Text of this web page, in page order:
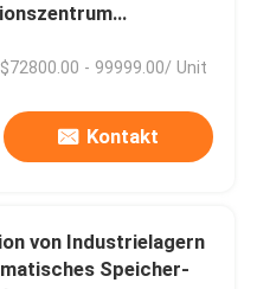
Hochregallager
- 99999.00/ Unit
Kontakt
von Industrielagern
Speicher-